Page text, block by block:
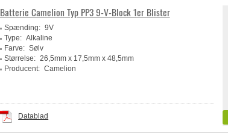
Batterie Camelion Typ PP3 9-V-Block 1er Blister
Spænding: 9V
Type: Alkaline
Farve: Sølv
Størrelse: 26,5mm x 17,5mm x 48,5mm
Producent: Camelion
Datablad